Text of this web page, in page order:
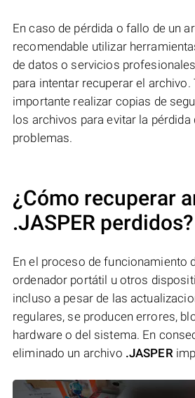
En caso de pérdida o fallo de un
recomendable utilizar
de datos o servicios
para intentar recuperar el archivo.
importante realizar copias de
los archivos para evitar la pérdida
problemas.
¿Cómo recuperar
.JASPER perdidos?
En el proceso de funcionamiento
ordenador portátil u otros
incluso a pesar de las
regulares, se producen errores,
hardware o del sistema. En
eliminado un archivo .JASPER